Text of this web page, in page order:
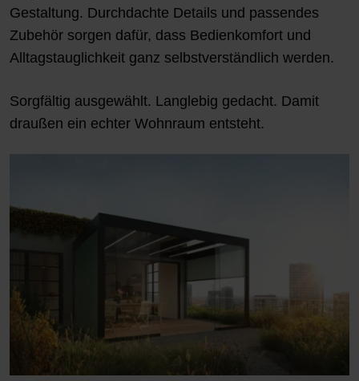
Gestaltung. Durchdachte Details und passendes
Zubehör sorgen dafür, dass Bedienkomfort und
Alltagstauglichkeit ganz selbstverständlich werden.
Sorgfältig ausgewählt. Langlebig gedacht. Damit
draußen ein echter Wohnraum entsteht.